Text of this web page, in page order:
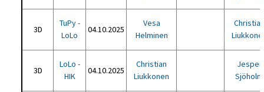
3D
TuPy -
LoLo
04.10.2025
Vesa
Helminen
3D
LoLo -
HIK
04.10.2025
Christian
Liukkonen
Jesper
Sjöholm